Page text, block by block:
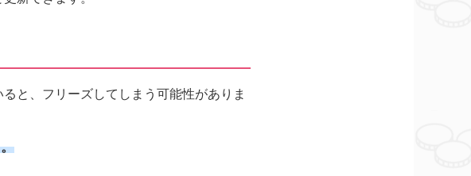
と、フリーズしてしまう可能性がありま